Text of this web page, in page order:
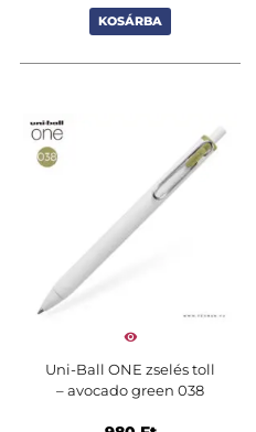
KOSÁRBA
Uni-Ball ONE zselés toll
– avocado green 038